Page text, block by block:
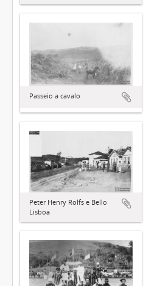
Passeio a cavalo
Peter Henry Rolfs e Bello
Lisboa